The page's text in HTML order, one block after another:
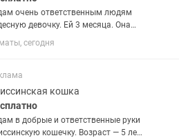
очень ответственным людям
девочку. Ей 3 месяца. Она
вакцинированная.
сегодня
кошка
в добрые и ответственные руки
кошечку. Возраст — 5 лет.